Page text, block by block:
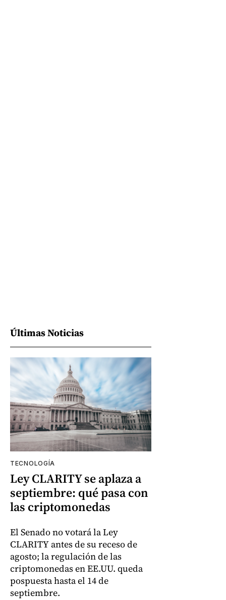
Últimas Noticias
TECNOLOGÍA
Ley CLARITY se aplaza a
septiembre: qué pasa con
las criptomonedas
El Senado no votará la Ley
CLARITY antes de su receso de
agosto; la regulación de las
criptomonedas en EE.UU. queda
pospuesta hasta el 14 de
septiembre.